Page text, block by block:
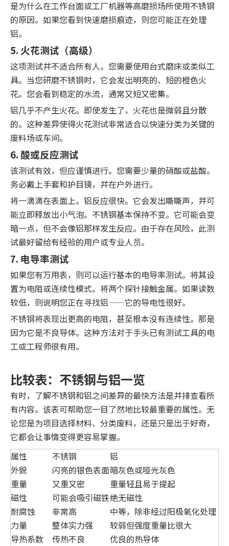
是为什么在工作台面或工厂机器等高磨损场所使用不锈钢
的原因。如果您看到快速磨损痕迹，则您可能正在处理
铝。
5. 火花测试（高级）
这项测试并不适合所有人。您需要使用台式磨床或类似工
具。当您研磨不锈钢时，它会发出明亮的、短的橙色火
花。您会看到稳定的水流，通常又短又密集。
铝几乎不产生火花。即使发生了，火花也是微弱且分散
的。这种差异使得火花测试非常适合以快速分类为关键的
废料场或车间。
6. 酸或反应测试
该测试有效，但应谨慎进行。您需要少量的硝酸或盐酸。
务必戴上手套和护目镜，并在户外进行。
将一滴滴在表面上。铝反应很快。它会发出嘶嘶声，并可
能立即释放出小气泡。不锈钢基本保持不变。它可能会变
暗一点，但不会像铝那样发生反应。由于存在风险，此测
试最好留给有经验的用户或专业人员。
7. 电导率测试
如果您有万用表，则可以运行基本的电导率测试。将其设
置为电阻或连续性模式。将两个探针接触金属。如果读数
较低，则说明您正在寻找铝——它的导电性很好。
不锈钢将表现出更高的电阻，甚至根本没有连续性。那是
因为它是不良导体。这种方法对于手头已有测试工具的电
工或工程师很有用。
比较表：不锈钢与铝一览
有时，了解不锈钢和铝之间差异的最快方法是并排查看所
有内容。该表可帮助您一目了然地比较最重要的属性。无
论您是为项目选择材料、分类废料，还是只是出于好奇，
它都会让事情变得更容易掌握。
属性
不锈钢
铝
外貌
闪亮的银色表面暗灰色或哑光灰色
重量
又重又密
重量轻且易于提起
磁性
可能会吸引磁铁绝无磁性
耐腐蚀
非常高
中等，除非经过阳极氧化处理
力量
整体实力强
较弱但强度重量比很大
导热系数
传热不良
优良的热导体